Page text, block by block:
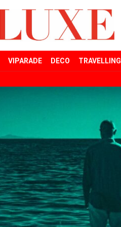
VIPARADE DECO TRAVELLING